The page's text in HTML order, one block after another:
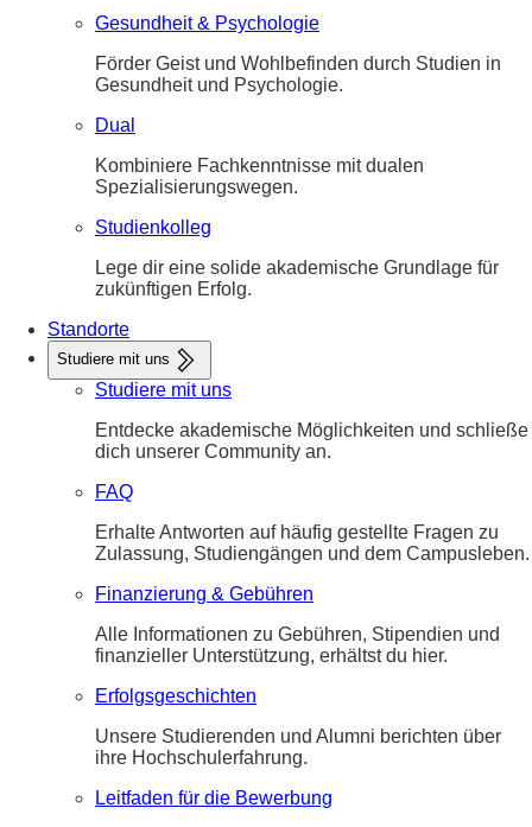
Gesundheit & Psychologie
Förder Geist und Wohlbefinden durch Studien in
Gesundheit und Psychologie.
Dual
Kombiniere Fachkenntnisse mit dualen
Spezialisierungswegen.
Studienkolleg
Lege dir eine solide akademische Grundlage für
zukünftigen Erfolg.
Standorte
Studiere mit uns
Studiere mit uns
Entdecke akademische Möglichkeiten und schließe
dich unserer Community an.
FAQ
Erhalte Antworten auf häufig gestellte Fragen zu
Zulassung, Studiengängen und dem Campusleben.
Finanzierung & Gebühren
Alle Informationen zu Gebühren, Stipendien und
finanzieller Unterstützung, erhältst du hier.
Erfolgsgeschichten
Unsere Studierenden und Alumni berichten über
ihre Hochschulerfahrung.
Leitfaden für die Bewerbung